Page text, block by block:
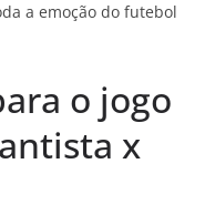
a emoção do futebol
o jogo
x